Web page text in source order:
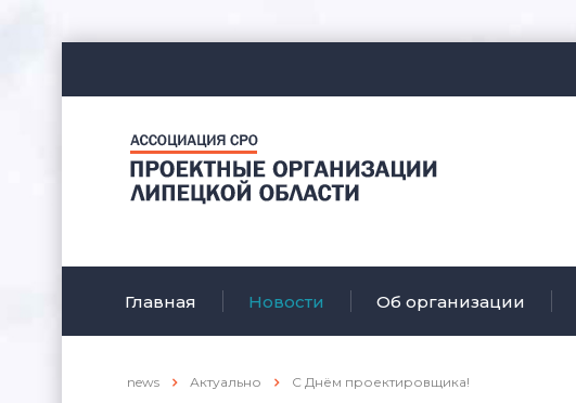
Главная Новости Об организации
news Актуально С Днём проектировщика!